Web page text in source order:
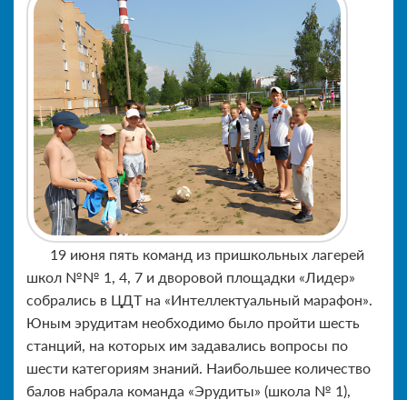
19 июня пять команд из пришкольных лагерей
школ №№ 1, 4, 7 и дворовой площадки «Лидер»
собрались в ЦДТ на «Интеллектуальный марафон».
Юным эрудитам необходимо было пройти шесть
станций, на которых им задавались вопросы по
шести категориям знаний. Наибольшее количество
балов набрала команда «Эрудиты» (школа № 1),